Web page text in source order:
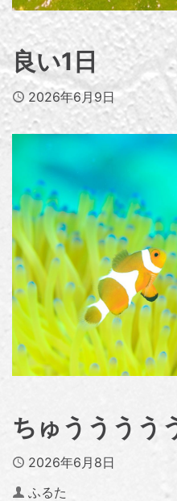
良い1日
Published
2026年6月9日
ちゅうううう
Published
2026年6月8日
Author
ふるた